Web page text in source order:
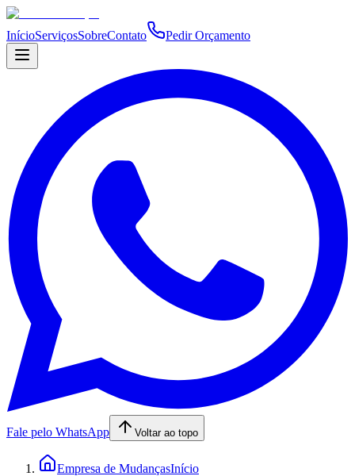
InícioServiçosSobreContato Pedir Orçamento
Fale pelo WhatsApp Voltar ao topo
Empresa de MudançasInício